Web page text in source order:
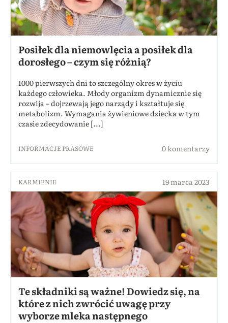
Posiłek dla niemowlęcia a posiłek dla
dorosłego – czym się różnią?
1000 pierwszych dni to szczególny okres w życiu
każdego człowieka. Młody organizm dynamicznie się
rozwija – dojrzewają jego narządy i kształtuje się
metabolizm. Wymagania żywieniowe dziecka w tym
czasie zdecydowanie [...]
INFORMACJE PRASOWE 0 komentarzy
KARMIENIE 19 marca 2023
Te składniki są ważne! Dowiedz się, na
które z nich zwrócić uwagę przy
wyborze mleka następnego